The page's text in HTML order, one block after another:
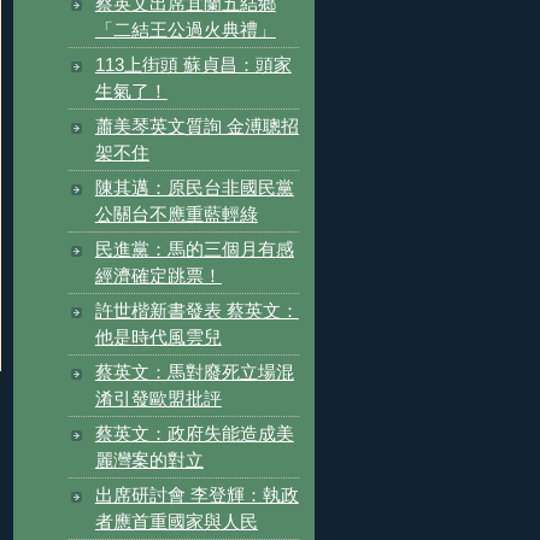
「二結王公過火典禮」
113上街頭 蘇貞昌：頭家
生氣了！
蕭美琴英文質詢 金溥聰招
架不住
陳其邁：原民台非國民黨
公關台不應重藍輕綠
民進黨：馬的三個月有感
經濟確定跳票！
許世楷新書發表 蔡英文：
他是時代風雲兒
蔡英文：馬對廢死立場混
淆引發歐盟批評
蔡英文：政府失能造成美
麗灣案的對立
出席研討會 李登輝：執政
者應首重國家與人民